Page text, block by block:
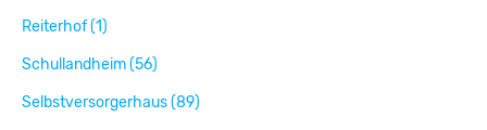
Reiterhof (1)
Schullandheim (56)
Selbstversorgerhaus (89)